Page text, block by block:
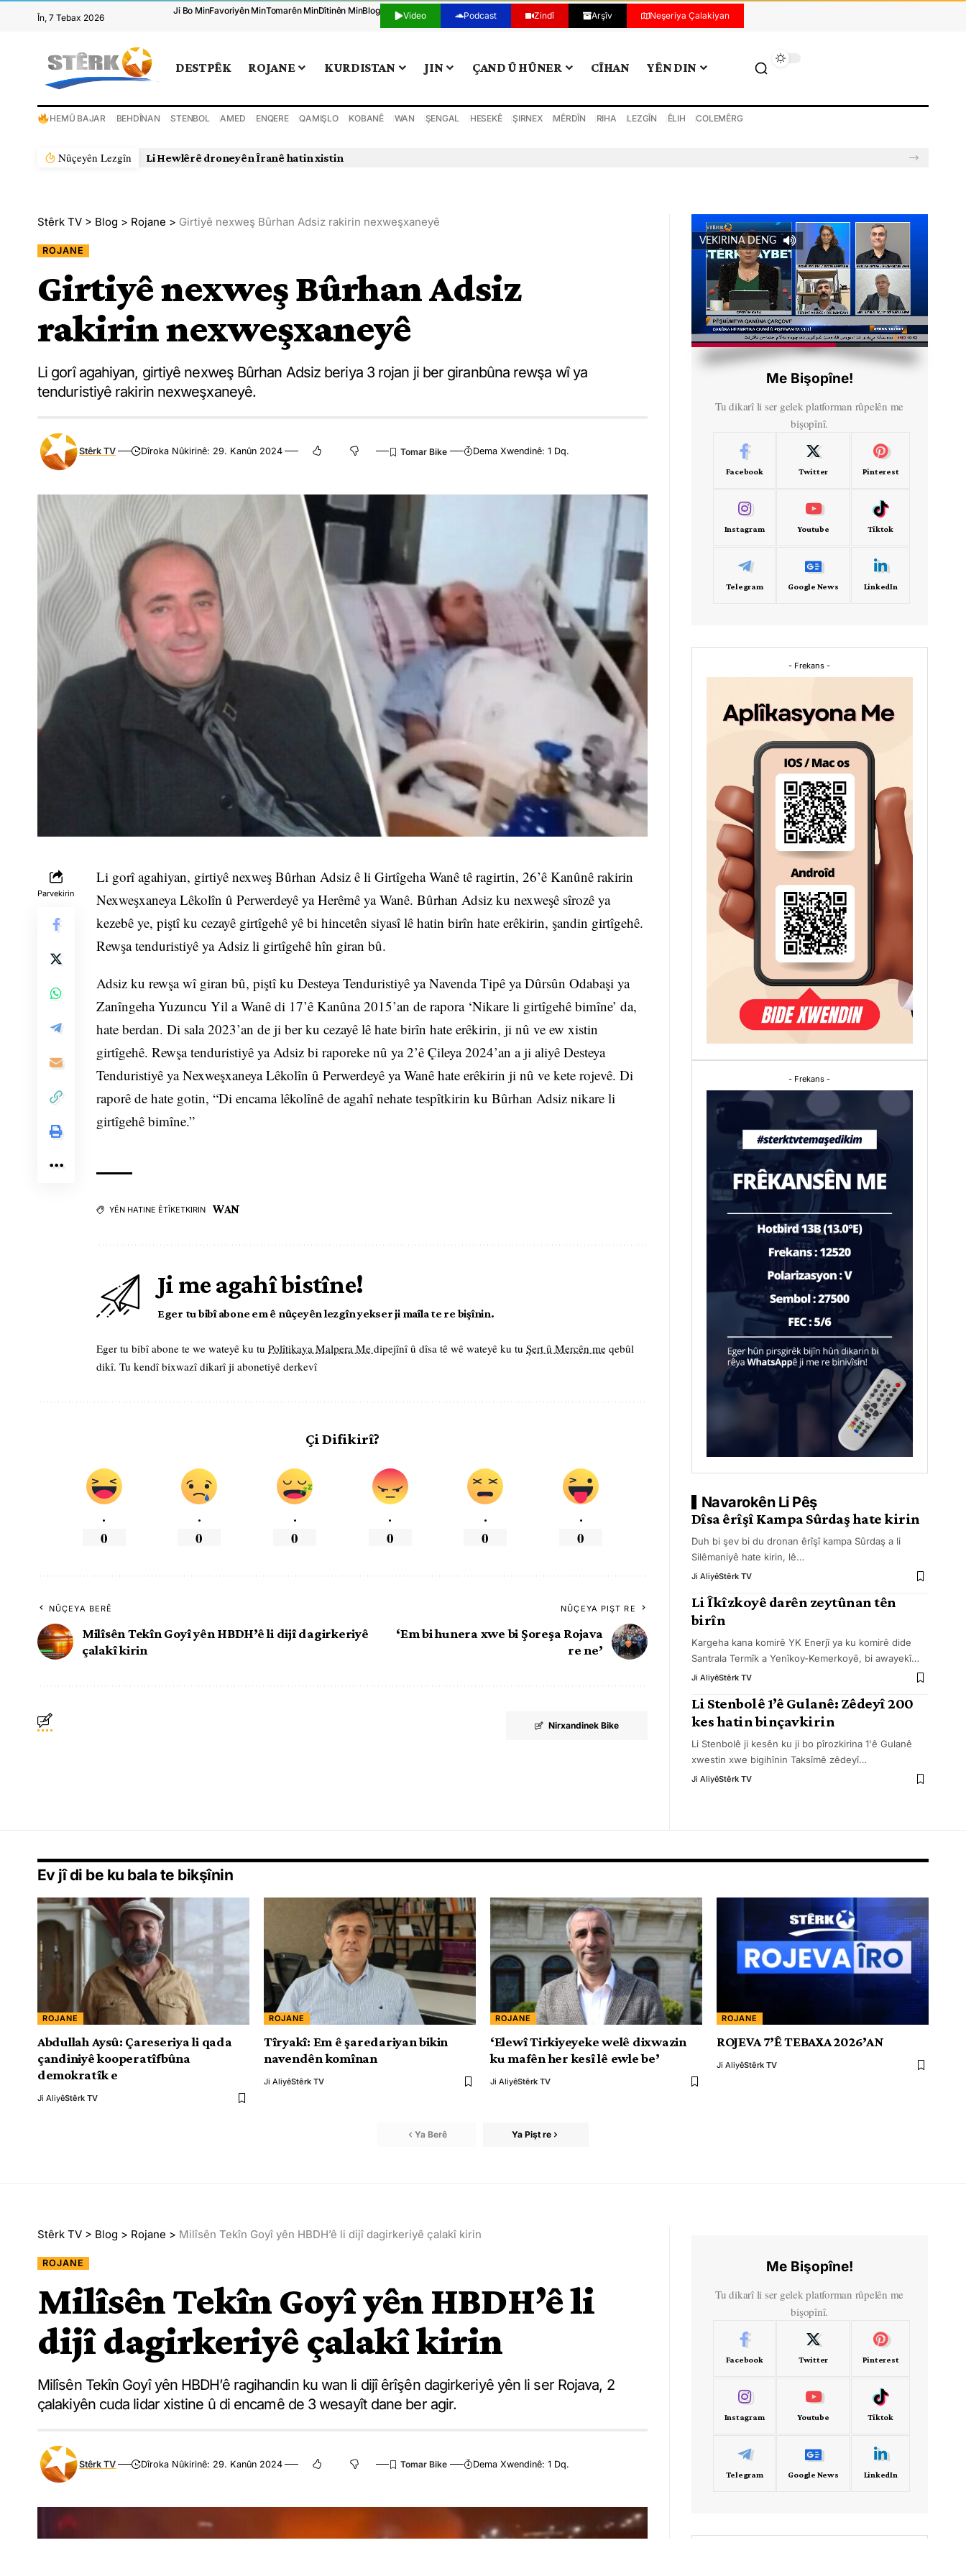
În, 7 Tebax 2026
Ji Bo MinFavoriyên MinTomarên MinDîtinên MinBlog Video Podcast Zindî Arşîv Neşeriya Çalakiyan
DESTPÊK ROJANE KURDISTAN JIN ÇAND Û HÛNER CÎHAN YÊN DIN
HEMÛ BAJAR BEHDÎNAN STENBOL AMED ENQERE QAMIŞLO KOBANÊ WAN ŞENGAL HESEKÊ ŞIRNEX MÊRDÎN RIHA LEZGÎN ÊLIH COLEMÊRG
Nûçeyên Lezgîn Li Hewlêrê droneyên Îranê hatin xistin
Stêrk TV > Blog > Rojane > Girtiyê nexweş Bûrhan Adsiz rakirin nexweşxaneyê
ROJANE
Girtiyê nexweş Bûrhan Adsiz
rakirin nexweşxaneyê
Li gorî agahiyan, girtiyê nexweş Bûrhan Adsiz beriya 3 rojan ji ber giranbûna rewşa wî ya
tenduristiyê rakirin nexweşxaneyê.
Stêrk TV Dîroka Nûkirinê: 29. Kanûn 2024 Dema Xwendinê: 1 Dq.
Parvekirin
Li gorî agahiyan, girtiyê nexweş Bûrhan Adsiz ê li Girtîgeha Wanê tê ragirtin, 26’ê Kanûnê rakirin
Nexweşxaneya Lêkolîn û Perwerdeyê ya Herêmê ya Wanê. Bûrhan Adsiz ku nexweşê sîrozê ya
kezebê ye, piştî ku cezayê girtîgehê yê bi hincetên siyasî lê hatin birîn hate erêkirin, şandin girtîgehê.
Rewşa tenduristiyê ya Adsiz li girtîgehê hîn giran bû.
Adsiz ku rewşa wî giran bû, piştî ku Desteya Tenduristiyê ya Navenda Tipê ya Dûrsûn Odabaşi ya
Zanîngeha Yuzuncu Yil a Wanê di 17’ê Kanûna 2015’an de rapora ‘Nikare li girtîgehê bimîne’ da,
hate berdan. Di sala 2023’an de ji ber ku cezayê lê hate birîn hate erêkirin, ji nû ve ew xistin
girtîgehê. Rewşa tenduristiyê ya Adsiz bi raporeke nû ya 2’ê Çileya 2024’an a ji aliyê Desteya
Tenduristiyê ya Nexweşxaneya Lêkolîn û Perwerdeyê ya Wanê hate erêkirin ji nû ve kete rojevê. Di
raporê de hate gotin, “Di encama lêkolînê de agahî nehate tespîtkirin ku Bûrhan Adsiz nikare li
girtîgehê bimîne.”
YÊN HATINE ÊTÎKETKIRIN WAN
Ji me agahî bistîne!
Eger tu bibî abone em ê nûçeyên lezgîn yekser ji maîla te re bişînin.
Eger tu bibî abone te we wateyê ku tu Polîtikaya Malpera Me dipejînî û dîsa tê wê wateyê ku tu Şert û Mercên me qebûl
dikî. Tu kendî bixwazî dikarî ji abonetiyê derkevî
Çi Difikirî?
.
0
.
0
.
0
.
0
.
0
.
0
NÛÇEYA BERÊ
Milîsên Tekîn Goyî yên HBDH’ê li dijî dagirkeriyê
çalakî kirin
NÛÇEYA PIŞT RE
‘Em bi hunera xwe bi Şoreşa Rojava
re ne’
Nirxandinek Bike
VEKIRINA DENG
Me Bişopîne!
Tu dikarî li ser gelek platforman rûpelên me
bişopînî.
Facebook Twitter Pinterest
Instagram Youtube Tiktok
Telegram Google News LinkedIn
- Frekans -
- Frekans -
Navarokên Li Pêş
Dîsa êrîşî Kampa Sûrdaş hate kirin
Duh bi şev bi du dronan êrîşî kampa Sûrdaş a li
Silêmaniyê hate kirin, lê…
Ji AliyêStêrk TV
Li Îkîzkoyê darên zeytûnan tên
birîn
Kargeha kana komirê YK Enerjî ya ku komirê dide
Santrala Termîk a Yenîkoy-Kemerkoyê, bi awayekî…
Ji AliyêStêrk TV
Li Stenbolê 1’ê Gulanê: Zêdeyî 200
kes hatin binçavkirin
Li Stenbolê ji kesên ku ji bo pîrozkirina 1'ê Gulanê
xwestin xwe bigihînin Taksîmê zêdeyî…
Ji AliyêStêrk TV
Ev jî di be ku bala te bikşînin
ROJANE
Abdullah Aysû: Çareseriya li qada
çandiniyê kooperatîfbûna
demokratîk e
Ji AliyêStêrk TV
ROJANE
Tîryakî: Em ê şaredariyan bikin
navendên komînan
Ji AliyêStêrk TV
ROJANE
‘Elewî Tirkiyeyeke welê dixwazin
ku mafên her kesî lê ewle be’
Ji AliyêStêrk TV
ROJANE
ROJEVA 7’Ê TEBAXA 2026’AN
Ji AliyêStêrk TV
Ya Berê Ya Pişt re
Stêrk TV > Blog > Rojane > Milîsên Tekîn Goyî yên HBDH’ê li dijî dagirkeriyê çalakî kirin
ROJANE
Milîsên Tekîn Goyî yên HBDH’ê li
dijî dagirkeriyê çalakî kirin
Milîsên Tekîn Goyî yên HBDH’ê ragihandin ku wan li dijî êrîşên dagirkeriyê yên li ser Rojava, 2
çalakiyên cuda lidar xistine û di encamê de 3 wesayît dane ber agir.
Stêrk TV Dîroka Nûkirinê: 29. Kanûn 2024 Dema Xwendinê: 1 Dq.
Me Bişopîne!
Tu dikarî li ser gelek platforman rûpelên me
bişopînî.
Facebook Twitter Pinterest
Instagram Youtube Tiktok
Telegram Google News LinkedIn